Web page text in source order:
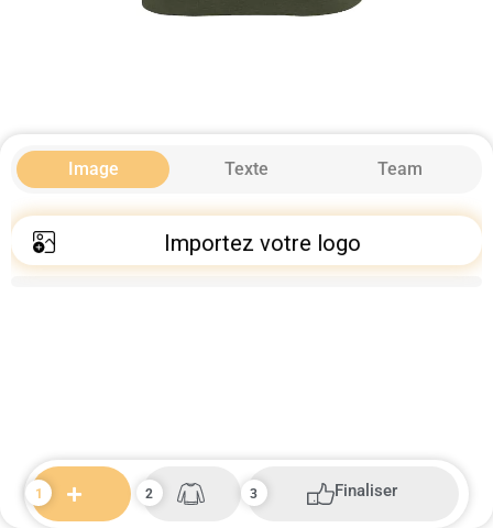
Finaliser
Image Texte Team
Importez votre logo